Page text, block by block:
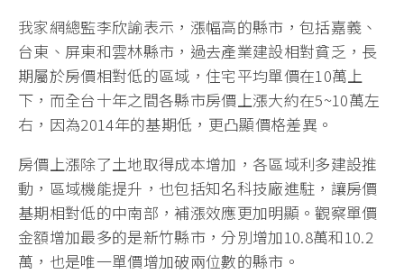
我家網總監李欣諭表示，漲幅高的縣市，包括嘉義、
台東、屏東和雲林縣市，過去產業建設相對貧乏，長
期屬於房價相對低的區域，住宅平均單價在10萬上
下，而全台十年之間各縣市房價上漲大約在5~10萬左
右，因為2014年的基期低，更凸顯價格差異。
房價上漲除了土地取得成本增加，各區域利多建設推
動，區域機能提升，也包括知名科技廠進駐，讓房價
基期相對低的中南部，補漲效應更加明顯。觀察單價
金額增加最多的是新竹縣市，分別增加10.8萬和10.2
萬，也是唯一單價增加破兩位數的縣市。